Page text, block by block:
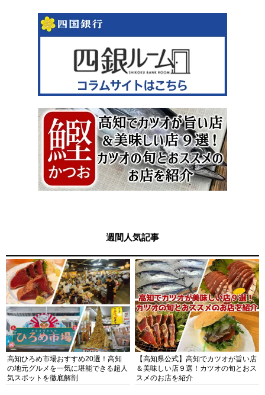
週間人気記事
高知ひろめ市場おすすめ20選！高知
の地元グルメを一気に堪能できる超人
気スポットを徹底解剖
【高知県公式】高知でカツオが旨い店
＆美味しい店９選！カツオの旬とおス
スメのお店を紹介